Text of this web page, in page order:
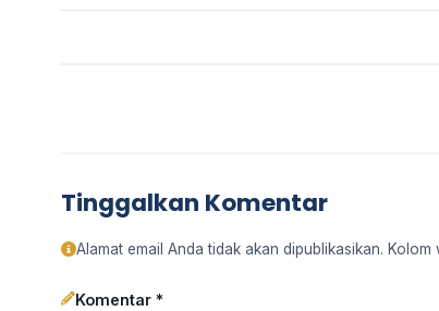
Tinggalkan Komentar
Alamat email Anda tidak akan dipublikasikan. Kolom
Komentar *